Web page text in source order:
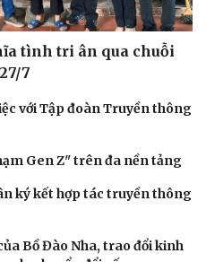
tình tri ân qua chuỗi
7
với Tập đoàn Truyền thông
Gen Z" trên đa nền tảng
ký kết hợp tác truyền thông
Bồ Đào Nha, trao đổi kinh